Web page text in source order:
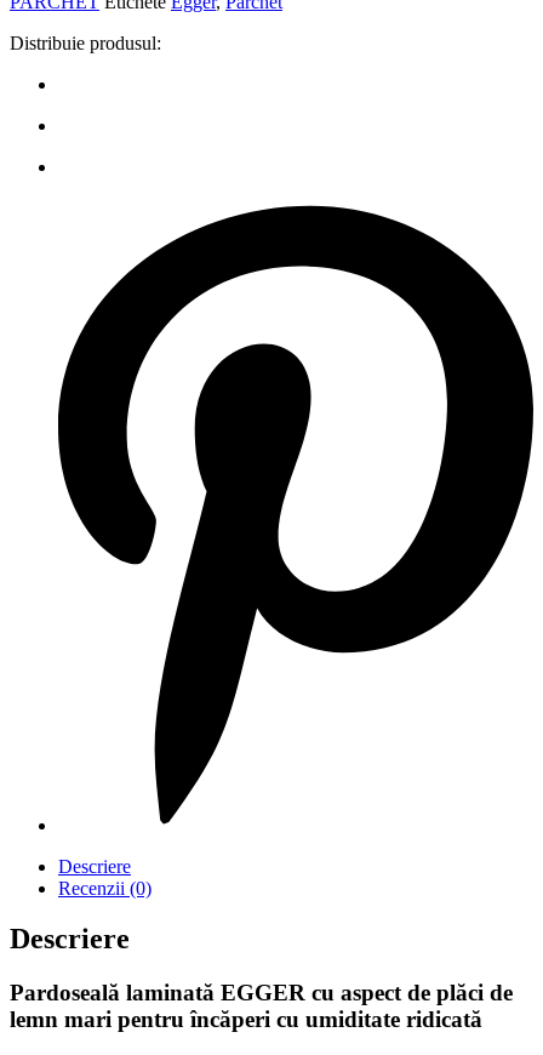
Distribuie produsul:
Descriere
Recenzii (0)
Descriere
Pardoseală laminată EGGER cu aspect de plăci de
lemn mari pentru încăperi cu umiditate ridicată